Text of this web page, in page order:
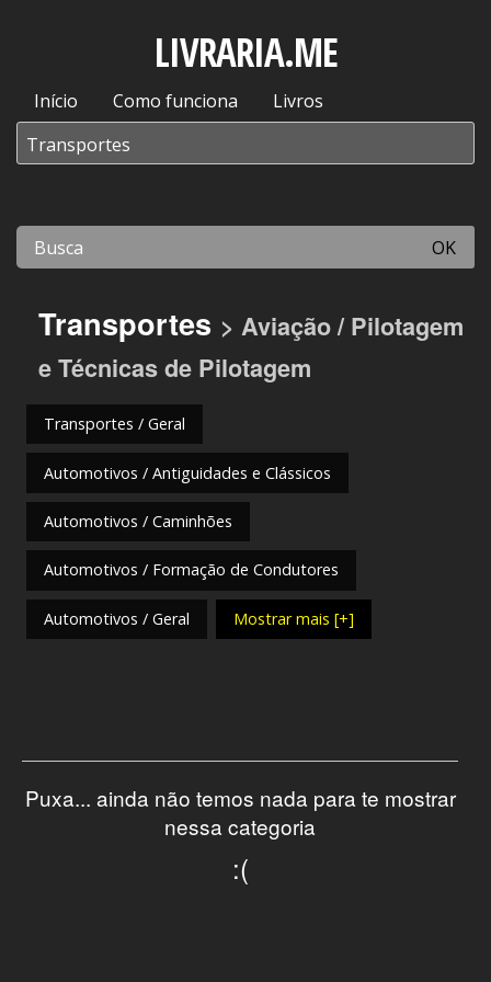
LIVRARIA.ME
Início Como funciona Livros
OK
Transportes > Aviação / Pilotagem
e Técnicas de Pilotagem
Transportes / Geral
Automotivos / Antiguidades e Clássicos
Automotivos / Caminhões
Automotivos / Formação de Condutores
Automotivos / Geral Mostrar mais [+]
Puxa... ainda não temos nada para te mostrar
nessa categoria
:(